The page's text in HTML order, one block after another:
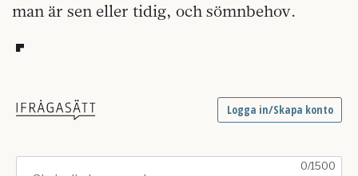
man är sen eller tidig, och sömnbehov.